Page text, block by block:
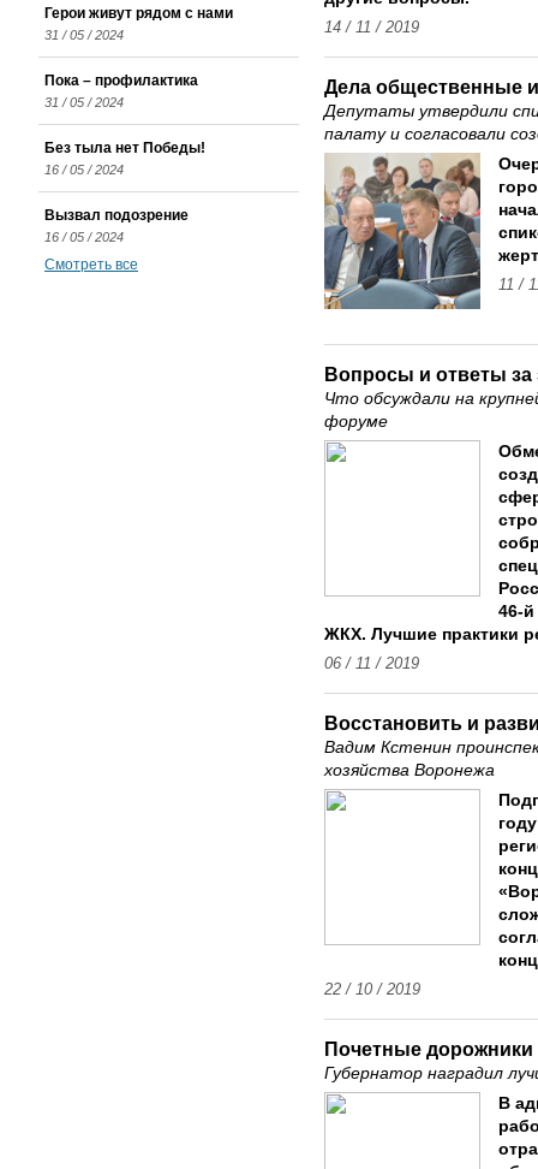
14 / 11 / 2019
Дела общественные
Депутаты утвердили
палату и согласовали
11 /
Вопросы и ответы за
Что обсуждали на
форуме
46-
ЖКХ. Лучшие практики
06 / 11 / 2019
Восстановить и
Вадим Кстенин
хозяйства Воронежа
22 / 10 / 2019
Почетные дорожники
Губернатор наградил
В
Герои живут рядом с нами
31 / 05 / 2024
Пока – профилактика
31 / 05 / 2024
Без тыла нет Победы!
16 / 05 / 2024
Вызвал подозрение
16 / 05 / 2024
Смотреть все